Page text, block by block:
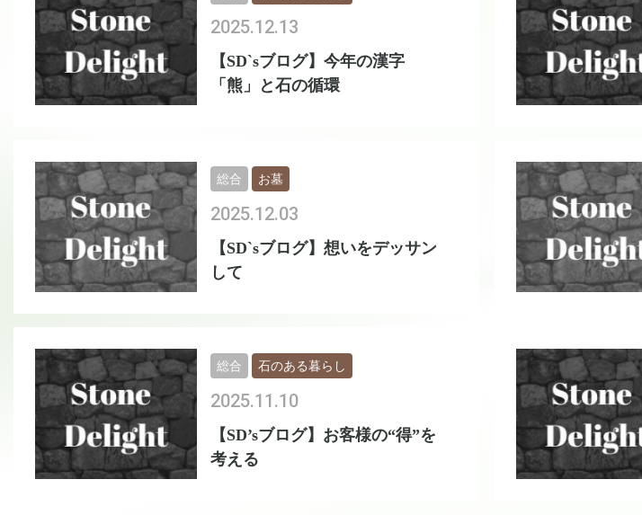
【SD`sブログ】今年の漢字
「熊」と石の循環
2025.12.13
【SD`sブログ】想いをデッサン
して
2025.12.03
総合 お墓
【SD’sブログ】お客様の“得”を
考える
2025.11.10
総合 石のある暮らし